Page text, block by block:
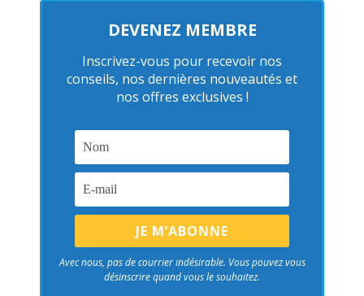
DEVENEZ MEMBRE
Inscrivez-vous pour recevoir nos
conseils, nos dernières nouveautés et
nos offres exclusives !
Avec nous, pas de courrier indésirable. Vous pouvez vous
désinscrire quand vous le souhaitez.